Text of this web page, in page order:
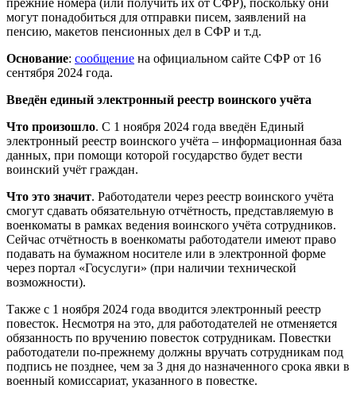
прежние номера (или получить их от СФР), поскольку они
могут понадобиться для отправки писем, заявлений на
пенсию, макетов пенсионных дел в СФР и т.д.
Основание: сообщение на официальном сайте СФР от 16
сентября 2024 года.
Введён единый электронный реестр воинского учёта
Что произошло. С 1 ноября 2024 года введён Единый
электронный реестр воинского учёта – информационная база
данных, при помощи которой государство будет вести
воинский учёт граждан.
Что это значит. Работодатели через реестр воинского учёта
смогут сдавать обязательную отчётность, представляемую в
военкоматы в рамках ведения воинского учёта сотрудников.
Сейчас отчётность в военкоматы работодатели имеют право
подавать на бумажном носителе или в электронной форме
через портал «Госуслуги» (при наличии технической
возможности).
Также с 1 ноября 2024 года вводится электронный реестр
повесток. Несмотря на это, для работодателей не отменяется
обязанность по вручению повесток сотрудникам. Повестки
работодатели по-прежнему должны вручать сотрудникам под
подпись не позднее, чем за 3 дня до назначенного срока явки в
военный комиссариат, указанного в повестке.